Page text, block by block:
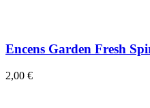
Encens Garden Fresh
2,00 €